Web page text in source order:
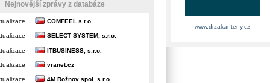
Nejnovější zprávy z databáze
COMFEEL s.r.o.
SELECT SYSTEM, s.r.o.
ITBUSINESS, s.r.o.
vranet.cz
4M Rožnov spol. s r.o.
www.drzakanteny.cz